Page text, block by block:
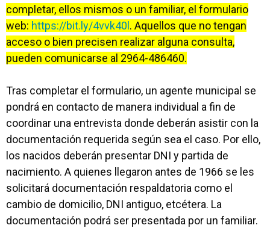
completar, ellos mismos o un familiar, el formulario
web: https://bit.ly/4vvk40l . Aquellos que no tengan
acceso o bien precisen realizar alguna consulta,
pueden comunicarse al 2964-486460.
Tras completar el formulario, un agente municipal se
pondrá en contacto de manera individual a fin de
coordinar una entrevista donde deberán asistir con la
documentación requerida según sea el caso. Por ello,
los nacidos deberán presentar DNI y partida de
nacimiento. A quienes llegaron antes de 1966 se les
solicitará documentación respaldatoria como el
cambio de domicilio, DNI antiguo, etcétera. La
documentación podrá ser presentada por un familiar.